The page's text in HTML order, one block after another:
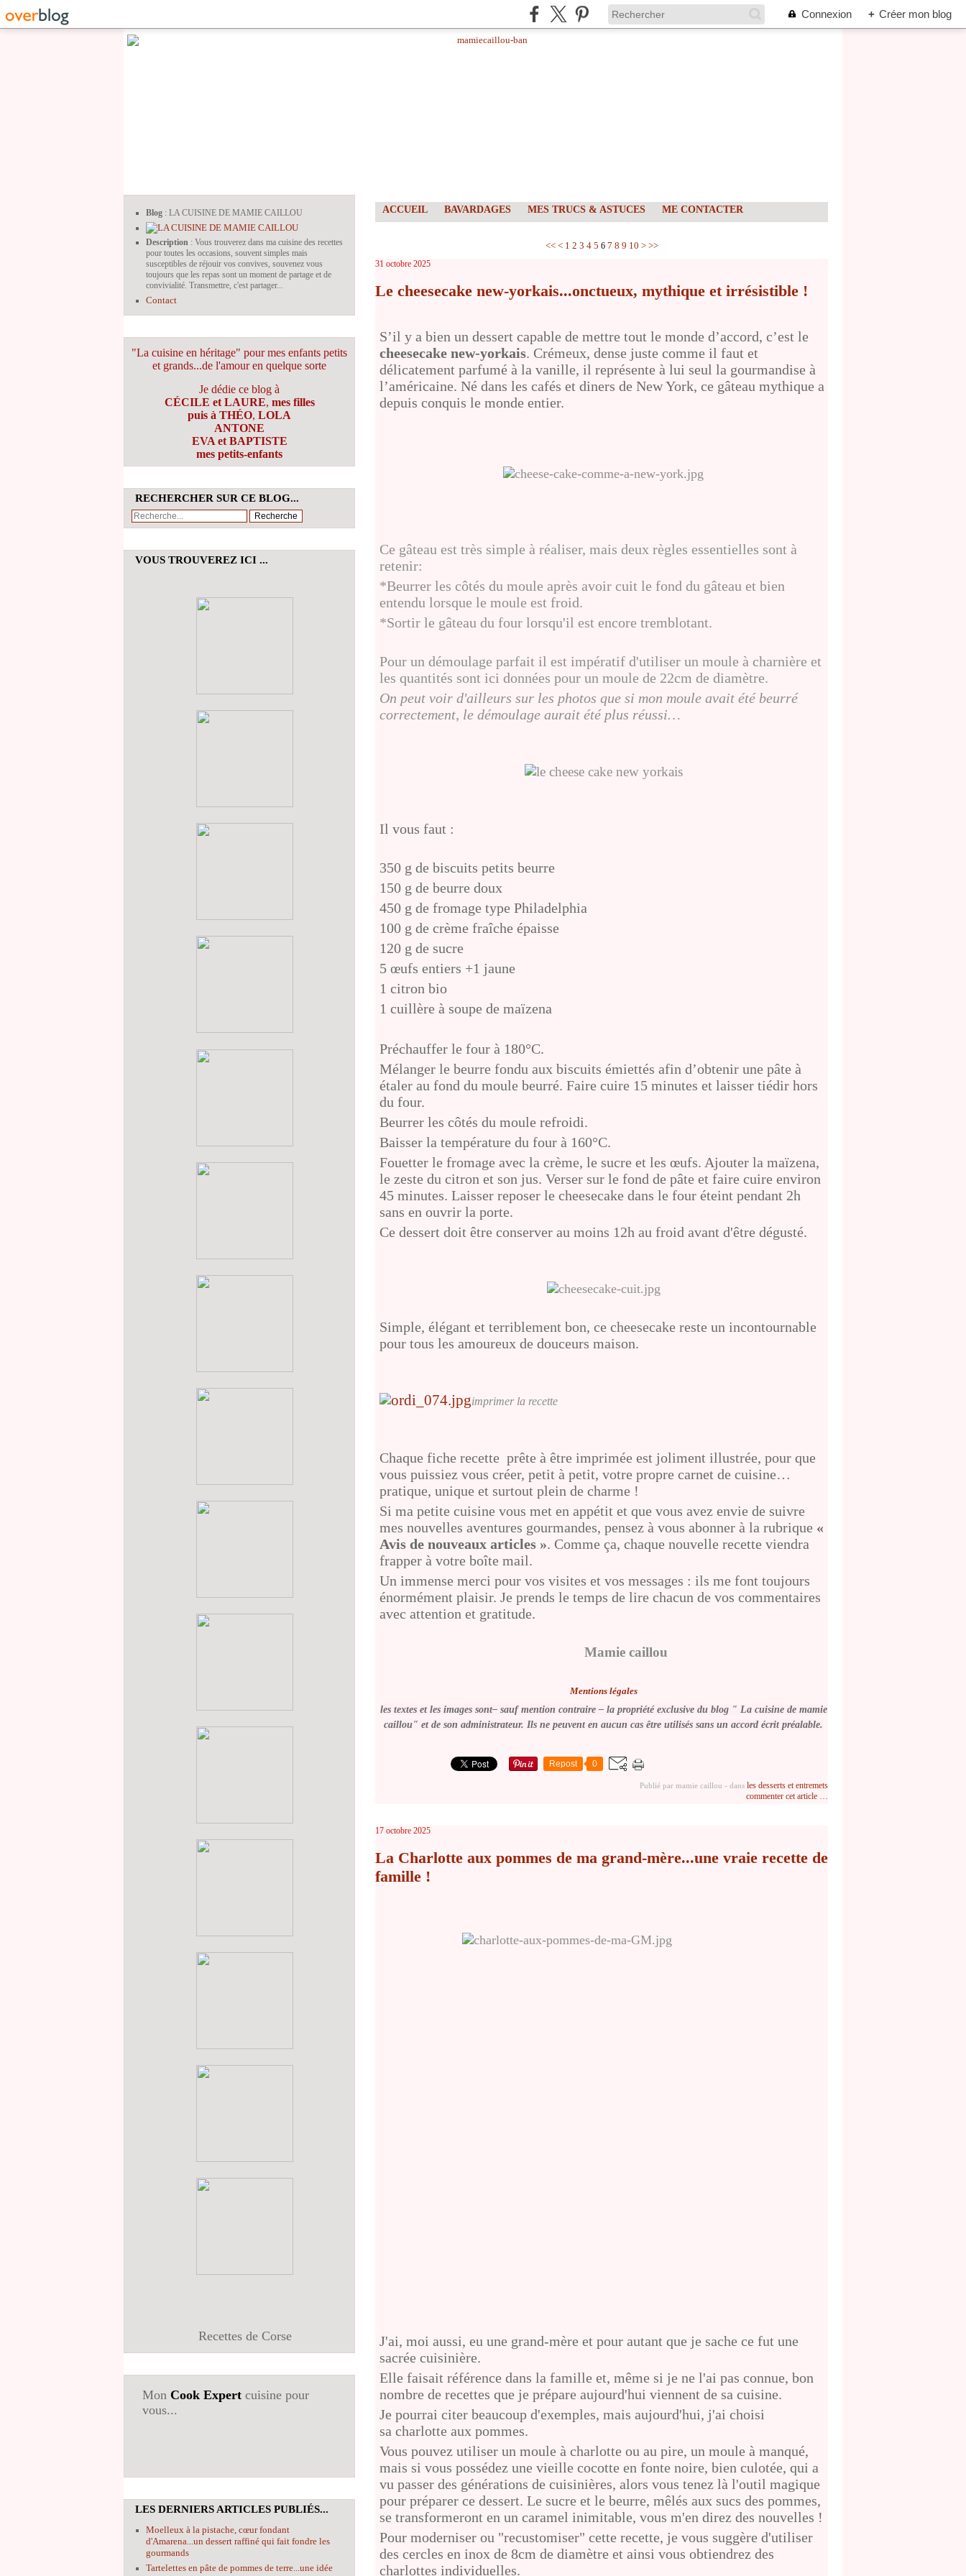
Connexion + Créer mon blog
Blog : LA CUISINE DE MAMIE CAILLOU
Description : Vous trouverez dans ma cuisine des recettes
pour toutes les occasions, souvent simples mais
susceptibles de réjouir vos convives, souvenez vous
toujours que les repas sont un moment de partage et de
convivialité. Transmettre, c'est partager...
Contact
"La cuisine en héritage" pour mes enfants petits
et grands...de l'amour en quelque sorte
Je dédie ce blog à
CÉCILE et LAURE, mes filles
puis à THÉO, LOLA
ANTONE
EVA et BAPTISTE
mes petits-enfants
RECHERCHER SUR CE BLOG...
VOUS TROUVEREZ ICI ...
Recettes de Corse
Mon Cook Expert cuisine pour
vous...
LES DERNIERS ARTICLES PUBLIÉS...
Moelleux à la pistache, cœur fondant
d'Amarena...un dessert raffiné qui fait fondre les
gourmands
Tartelettes en pâte de pommes de terre...une idée
ACCUEIL BAVARDAGES MES TRUCS & ASTUCES ME CONTACTER
<< < 1 2 3 4 5 6 7 8 9 10 20
30
40
50
60
70
80
90
100
> >>
31 octobre 2025
Le cheesecake new-yorkais...onctueux, mythique et irrésistible !
S’il y a bien un dessert capable de mettre tout le monde d’accord, c’est le
cheesecake new-yorkais. Crémeux, dense juste comme il faut et
délicatement parfumé à la vanille, il représente à lui seul la gourmandise à
l’américaine. Né dans les cafés et diners de New York, ce gâteau mythique a
depuis conquis le monde entier.
Ce gâteau est très simple à réaliser, mais deux règles essentielles sont à
retenir:
*Beurrer les côtés du moule après avoir cuit le fond du gâteau et bien
entendu lorsque le moule est froid.
*Sortir le gâteau du four lorsqu'il est encore tremblotant.
Pour un démoulage parfait il est impératif d'utiliser un moule à charnière et
les quantités sont ici données pour un moule de 22cm de diamètre.
On peut voir d'ailleurs sur les photos que si mon moule avait été beurré
correctement, le démoulage aurait été plus réussi…
Il vous faut :
350 g de biscuits petits beurre
150 g de beurre doux
450 g de fromage type Philadelphia
100 g de crème fraîche épaisse
120 g de sucre
5 œufs entiers +1 jaune
1 citron bio
1 cuillère à soupe de maïzena
Préchauffer le four à 180°C.
Mélanger le beurre fondu aux biscuits émiettés afin d’obtenir une pâte à
étaler au fond du moule beurré. Faire cuire 15 minutes et laisser tiédir hors
du four.
Beurrer les côtés du moule refroidi.
Baisser la température du four à 160°C.
Fouetter le fromage avec la crème, le sucre et les œufs. Ajouter la maïzena,
le zeste du citron et son jus. Verser sur le fond de pâte et faire cuire environ
45 minutes. Laisser reposer le cheesecake dans le four éteint pendant 2h
sans en ouvrir la porte.
Ce dessert doit être conserver au moins 12h au froid avant d'être dégusté.
Simple, élégant et terriblement bon, ce cheesecake reste un incontournable
pour tous les amoureux de douceurs maison.
imprimer la recette
Chaque fiche recette prête à être imprimée est joliment illustrée, pour que
vous puissiez vous créer, petit à petit, votre propre carnet de cuisine…
pratique, unique et surtout plein de charme !
Si ma petite cuisine vous met en appétit et que vous avez envie de suivre
mes nouvelles aventures gourmandes, pensez à vous abonner à la rubrique «
Avis de nouveaux articles ». Comme ça, chaque nouvelle recette viendra
frapper à votre boîte mail.
Un immense merci pour vos visites et vos messages : ils me font toujours
énormément plaisir. Je prends le temps de lire chacun de vos commentaires
avec attention et gratitude.
Mamie caillou
Mentions légales
les textes et les images sont– sauf mention contraire –la propriété exclusive du blog " La cuisine de mamie
caillou" et de son administrateur. Ils ne peuvent en aucun cas être utilisés sans un accord écrit préalable.
Repost 0
Publié par mamie caillou - dans les desserts et entremets
commenter cet article …
17 octobre 2025
La Charlotte aux pommes de ma grand-mère...une vraie recette de
famille !
J'ai, moi aussi, eu une grand-mère et pour autant que je sache ce fut une
sacrée cuisinière.
Elle faisait référence dans la famille et, même si je ne l'ai pas connue, bon
nombre de recettes que je prépare aujourd'hui viennent de sa cuisine.
Je pourrai citer beaucoup d'exemples, mais aujourd'hui, j'ai choisi
sa charlotte aux pommes.
Vous pouvez utiliser un moule à charlotte ou au pire, un moule à manqué,
mais si vous possédez une vieille cocotte en fonte noire, bien culotée, qui a
vu passer des générations de cuisinières, alors vous tenez là l'outil magique
pour préparer ce dessert. Le sucre et le beurre, mêlés aux sucs des pommes,
se transformeront en un caramel inimitable, vous m'en direz des nouvelles !
Pour moderniser ou "recustomiser" cette recette, je vous suggère d'utiliser
des cercles en inox de 8cm de diamètre et ainsi vous obtiendrez des
charlottes individuelles.